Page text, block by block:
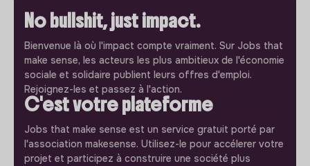
No bullshit, just impact.
Bienvenue là où l'impact compte vraiment. Sur Jobs that
make sense, les acteurs les plus ambitieux de l'économie
sociale et solidaire publient leurs offres d'emploi.
Rejoignez-les et passez à l'action.
C'est votre plateforme
Jobs that make sense est un service gratuit porté par
l'association makesense. Utilisez-le pour accélerer votre
projet et participez à construire une société plus